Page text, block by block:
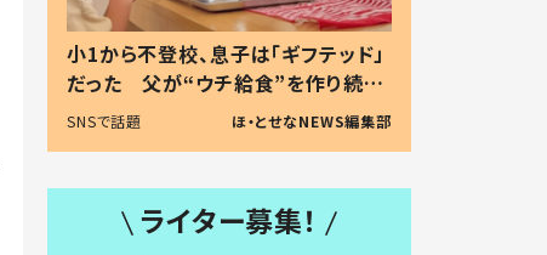
小1から不登校、息子は「ギフテッド」
だった 父が“ウチ給食”を作り続け
る理由とは #令和の親 #令和の子
SNSで話題 ほ・とせなNEWS編集部
ライター募集！